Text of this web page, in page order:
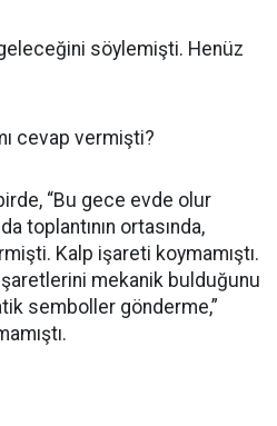
söylemişti. Henüz
cevap vermişti?
“Bu gece evde olur
toplantının ortasında,
Kalp işareti koymamıştı.
mekanik bulduğunu
semboller gönderme,”